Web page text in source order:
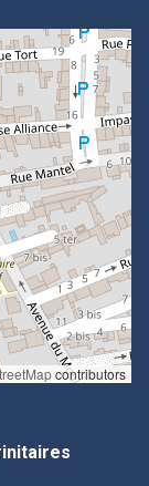
contributors